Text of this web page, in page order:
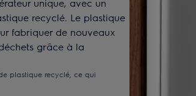
unique, avec un
recyclé. Le plastique
fabriquer de nouveaux
grâce à la
plastique recyclé, ce qui